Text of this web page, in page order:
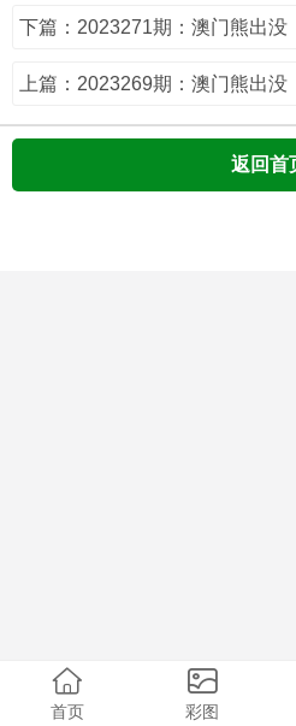
下篇：2023271期：澳门熊出没
上篇：2023269期：澳门熊出没
返回首
首页 彩图